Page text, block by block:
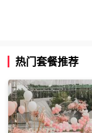
热门套餐推荐